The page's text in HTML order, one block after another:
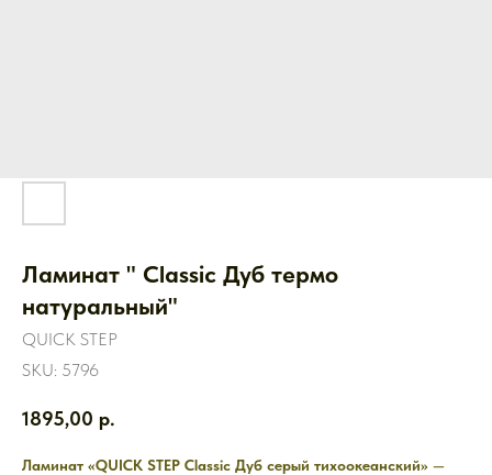
Ламинат " Classic Дуб термо
натуральный"
QUICK STEP
SKU: 5796
1895,00 р.
Ламинат «QUICK STEP Classic Дуб серый тихоокеанский» —